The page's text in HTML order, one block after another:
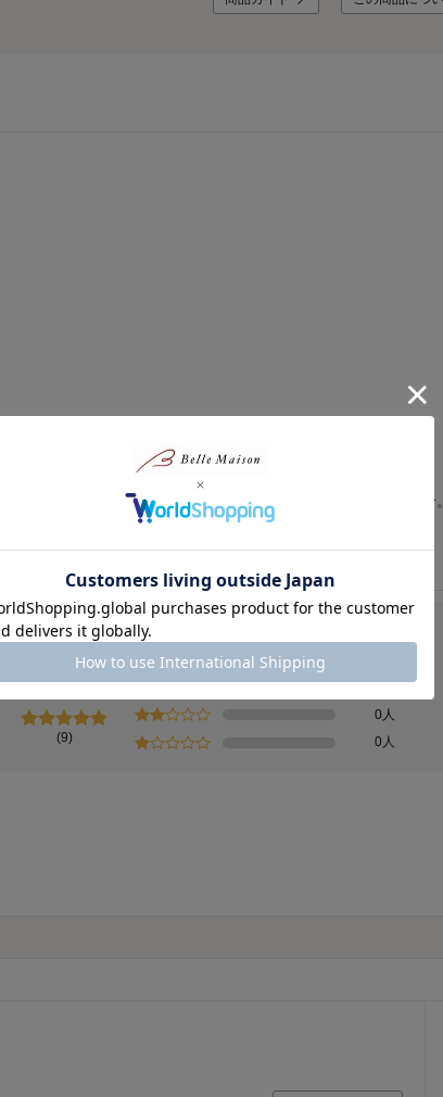
わいくする「ミテテ」の服。
も満たしてくれる、家族みんなにうれしいアイテムが大集合
総合評価
4.9
(9)
0人
0人
0人